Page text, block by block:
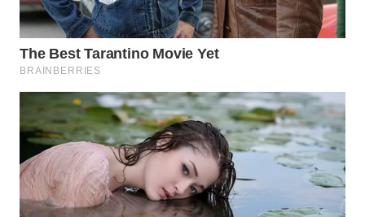
LIKUPANG
WN
LABUANBAJO
WN
BORNEO
Wahana
Media
Group